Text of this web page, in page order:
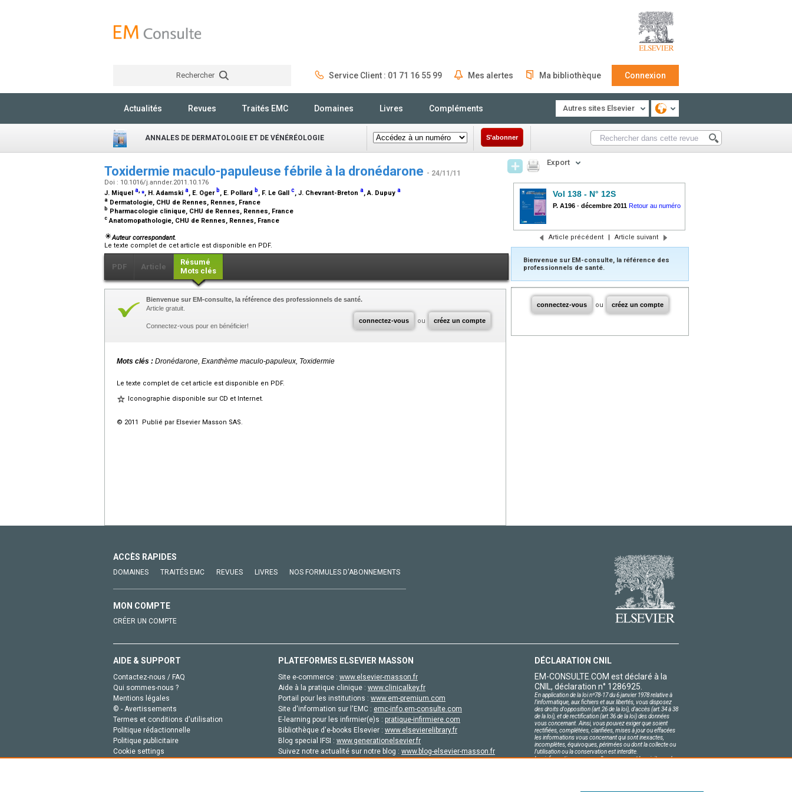
Rechercher Service Client : 01 71 16 55 99 Mes alertes Ma bibliothèque Connexion
Actualités Revues Traités EMC Domaines Livres Compléments Autres sites Elsevier
ANNALES DE DERMATOLOGIE ET DE VÉNÉRÉOLOGIE S'abonner
Toxidermie maculo-papuleuse fébrile à la dronédarone - 24/11/11
Doi : 10.1016/j.annder.2011.10.176
J. Miquel a ⁎, H. Adamski a, E. Oger b, E. Pollard b, F. Le Gall c, J. Chevrant-Breton a, A. Dupuy a
a Dermatologie, CHU de Rennes, Rennes, France
b Pharmacologie clinique, CHU de Rennes, Rennes, France
c Anatomopathologie, CHU de Rennes, Rennes, France
Auteur correspondant.
Le texte complet de cet article est disponible en PDF.
PDF Article
Résumé
Mots clés
connectez-vous ou créez un compte
Bienvenue sur EM-consulte, la référence des professionnels de santé.
Article gratuit.
Connectez-vous pour en bénéficier!
Mots clés : Dronédarone, Exanthème maculo-papuleux, Toxidermie
Le texte complet de cet article est disponible en PDF.
Iconographie disponible sur CD et Internet.
© 2011 Publié par Elsevier Masson SAS.
Export
Vol 138 - N° 12S
P. A196 - décembre 2011 Retour au numéro
Article précédent | Article suivant
Bienvenue sur EM-consulte, la référence des
professionnels de santé.
connectez-vous ou créez un compte
ACCÈS RAPIDES
DOMAINES TRAITÉS EMC REVUES LIVRES NOS FORMULES D'ABONNEMENTS
MON COMPTE
CRÉER UN COMPTE
AIDE & SUPPORT
Contactez-nous / FAQ
Qui sommes-nous ?
Mentions légales
© - Avertissements
Termes et conditions d'utilisation
Politique rédactionnelle
Politique publicitaire
Cookie settings
PLATEFORMES ELSEVIER MASSON
Site e-commerce : www.elsevier-masson.fr
Aide à la pratique clinique : www.clinicalkey.fr
Portail pour les institutions : www.em-premium.com
Site d'information sur l'EMC : emc-info.em-consulte.com
E-learning pour les infirmier(e)s : pratique-infirmiere.com
Bibliothèque d'e-books Elsevier : www.elsevierelibrary.fr
Blog special IFSI : www.generationelsevier.fr
Suivez notre actualité sur notre blog : www.blog-elsevier-masson.fr
DÉCLARATION CNIL
EM-CONSULTE.COM est déclaré à la
CNIL, déclaration n° 1286925.
En application de la loi nº78-17 du 6 janvier 1978 relative à
l'informatique, aux fichiers et aux libertés, vous disposez
des droits d'opposition (art.26 de la loi), d'accès (art.34 à 38
de la loi), et de rectification (art.36 de la loi) des données
vous concernant. Ainsi, vous pouvez exiger que soient
rectifiées, complétées, clarifiées, mises à jour ou effacées
les informations vous concernant qui sont inexactes,
incomplètes, équivoques, périmées ou dont la collecte ou
l'utilisation ou la conservation est interdite.
Les informations personnelles concernant les visiteurs de